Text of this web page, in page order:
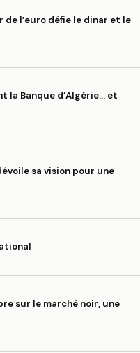
l’euro défie le dinar et le
la Banque d’Algérie… et
sa vision pour une
sur le marché noir, une